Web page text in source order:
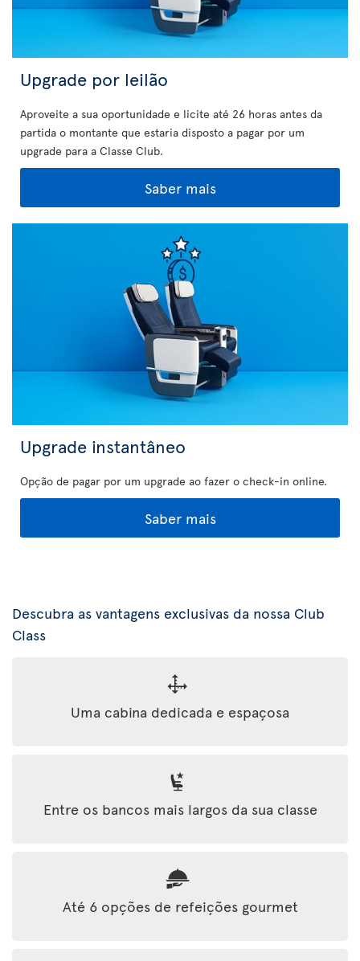
Upgrade por leilão
Aproveite a sua oportunidade e licite até 26 horas antes da
partida o montante que estaria disposto a pagar por um
upgrade para a Classe Club.
Saber mais
Upgrade instantâneo
Opção de pagar por um upgrade ao fazer o check-in online.
Saber mais
Descubra as vantagens exclusivas da nossa Club
Class
Uma cabina dedicada e espaçosa
Entre os bancos mais largos da sua classe
Até 6 opções de refeições gourmet